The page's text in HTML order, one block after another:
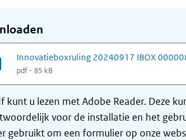
Innovatieboxruling 20240917 IBOX
pdf - 85 kB
kunt u lezen met Adobe Reader. Deze
voor de installatie en het
gebruikt om een formulier op onze